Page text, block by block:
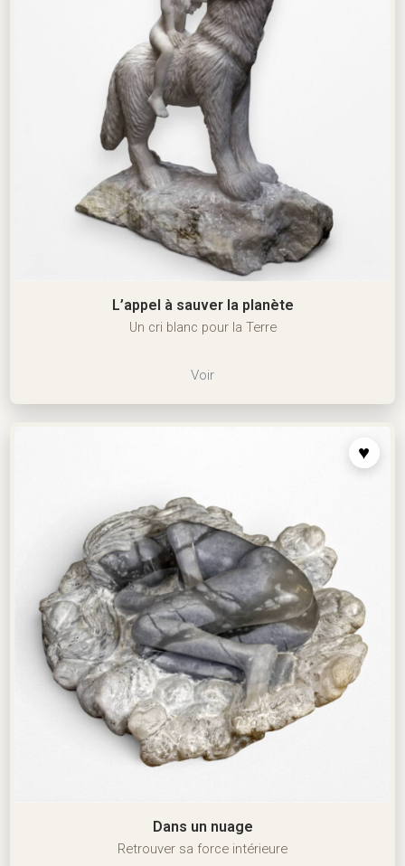
L’appel à sauver la planète
Un cri blanc pour la Terre
Voir
Dans un nuage
Retrouver sa force intérieure